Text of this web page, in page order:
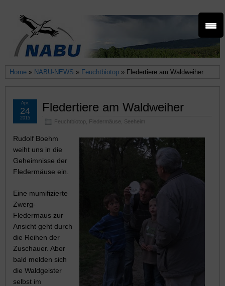
Home » NABU-NEWS » Feuchtbiotop » Fledertiere am Waldweiher
Fledertiere am Waldweiher
Feuchtbiotop Fledermäuse Seeheim
Apr.
24
2015
Rudolf Boehm
weiht uns in die
Geheimnisse der
Fledermäuse ein.
Eine mumifizierte
Zwerg-
Fledermaus zur
Ansicht geht durch
die Reihen der
Zuschauer. Aber
bald melden sich
die Waldgeister
selbst im